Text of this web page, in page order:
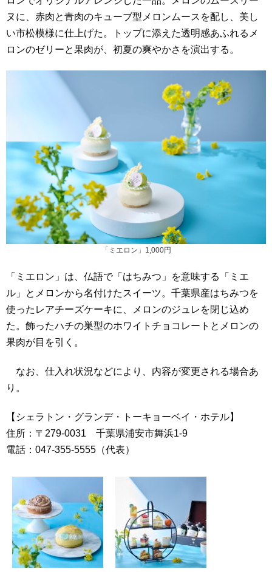
ヌに、赤肉と青肉のキューブ型メロンムースを配し、美し
い市松模様に仕上げた。トップに添えた透明感あふれるメ
ロンのゼリーと果肉が、初夏の爽やかさを演出する。
「ミエロン」1,000円
「ミエロン」は、仏語で「はちみつ」を意味する「ミエ
ル」とメロンから名付けたスイーツ。千葉県産はちみつを
使ったレアチーズケーキに、メロンのジュレを閉じ込め
た。飾ったハチの巣型のホワイトチョコレートとメロンの
果肉が目を引く。
なお、仕入れ状況などにより、内容が変更される場合あ
り。
【シェラトン・グランデ・トーキョーベイ・ホテル】
住所：〒279-0031 千葉県浦安市舞浜1‐9
電話：047‐355‐5555（代表）